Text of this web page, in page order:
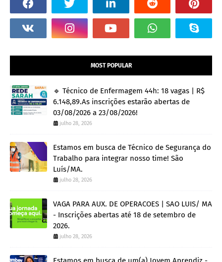
MOST POPULAR
🔹 Técnico de Enfermagem 44h: 18 vagas | R$
6.148,89.As inscrições estarão abertas de
03/08/2026 a 23/08/2026!
julho 28, 2026
Estamos em busca de Técnico de Segurança do
Trabalho para integrar nosso time! São
Luís/MA.
julho 28, 2026
VAGA PARA AUX. DE OPERACOES | SAO LUIS/ MA
- Inscrições abertas até 18 de setembro de
2026.
julho 28, 2026